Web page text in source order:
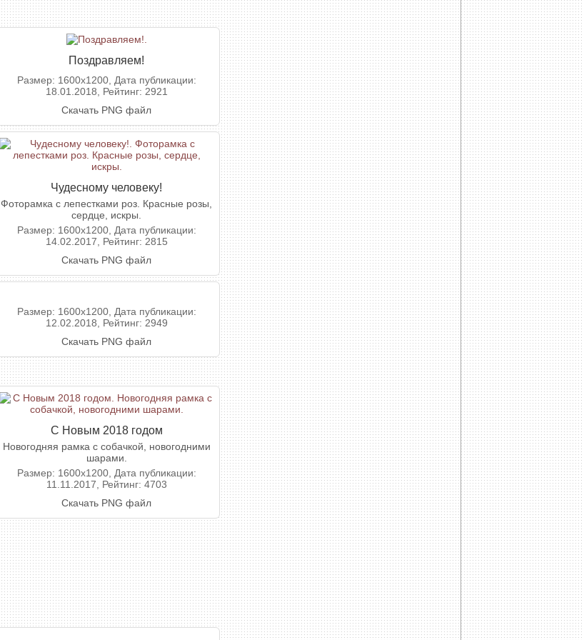
Поздравляем!
Размер: 1600x1200, Дата публикации:
18.01.2018, Рейтинг: 2921
Скачать PNG файл
Чудесному человеку!
Фоторамка с лепестками роз. Красные розы,
сердце, искры.
Размер: 1600x1200, Дата публикации:
14.02.2017, Рейтинг: 2815
Скачать PNG файл
Размер: 1600x1200, Дата публикации:
12.02.2018, Рейтинг: 2949
Скачать PNG файл
С Новым 2018 годом
Новогодняя рамка с собачкой, новогодними
шарами.
Размер: 1600x1200, Дата публикации:
11.11.2017, Рейтинг: 4703
Скачать PNG файл